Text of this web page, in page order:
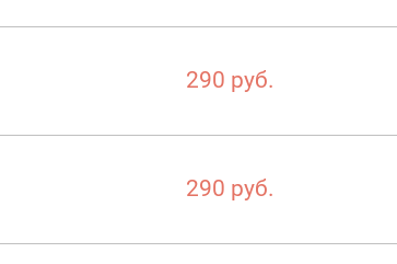
290 руб.
290 руб.